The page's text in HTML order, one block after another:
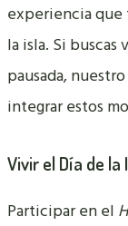
experiencia que
la isla. Si
pausada, nuestro
integrar estos
Vivir el Día de
Participar en el